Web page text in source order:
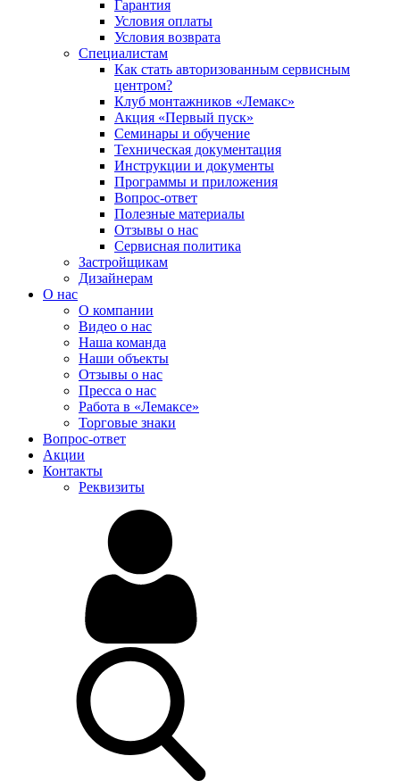
Гарантия
Условия оплаты
Условия возврата
Специалистам
Как стать авторизованным сервисным
центром?
Клуб монтажников «Лемакс»
Акция «Первый пуск»
Семинары и обучение
Техническая документация
Инструкции и документы
Программы и приложения
Вопрос-ответ
Полезные материалы
Отзывы о нас
Сервисная политика
Застройщикам
Дизайнерам
О нас
О компании
Видео о нас
Наша команда
Наши объекты
Отзывы о нас
Пресса о нас
Работа в «Лемаксе»
Торговые знаки
Вопрос-ответ
Акции
Контакты
Реквизиты